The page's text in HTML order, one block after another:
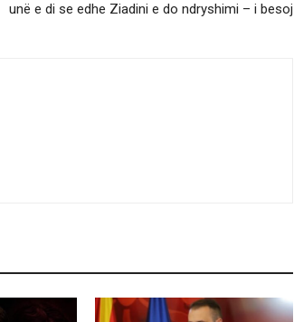
unë e di se edhe Ziadini e do ndryshimi – i besoj